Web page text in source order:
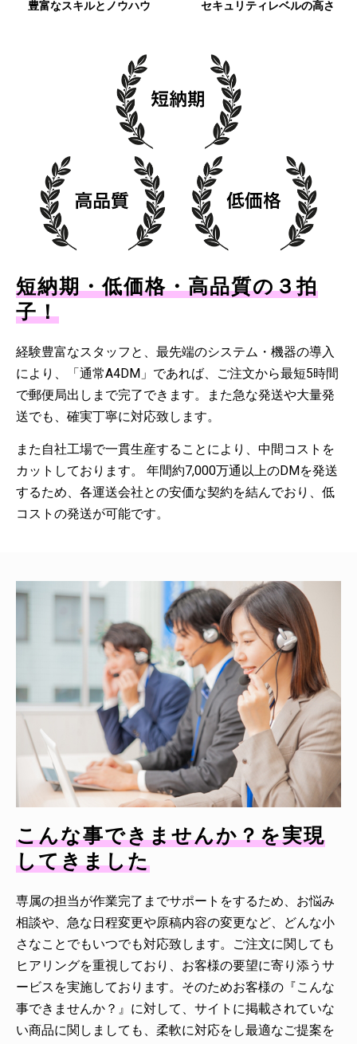
豊富なスキルとノウハウ
セキュリティレベルの高さ
短納期・低価格・高品質の３拍
子！
経験豊富なスタッフと、最先端のシステム・機器の導入
により、「通常A4DM」であれば、ご注文から最短5時間
で郵便局出しまで完了できます。また急な発送や大量発
送でも、確実丁寧に対応致します。
また自社工場で一貫生産することにより、中間コストを
カットしております。 年間約7,000万通以上のDMを発送
するため、各運送会社との安価な契約を結んでおり、低
コストの発送が可能です。
こんな事できませんか？を実現
してきました
専属の担当が作業完了までサポートをするため、お悩み
相談や、急な日程変更や原稿内容の変更など、どんな小
さなことでもいつでも対応致します。ご注文に関しても
ヒアリングを重視しており、お客様の要望に寄り添うサ
ービスを実施しております。そのためお客様の『こんな
事できませんか？』に対して、サイトに掲載されていな
い商品に関しましても、柔軟に対応をし最適なご提案を